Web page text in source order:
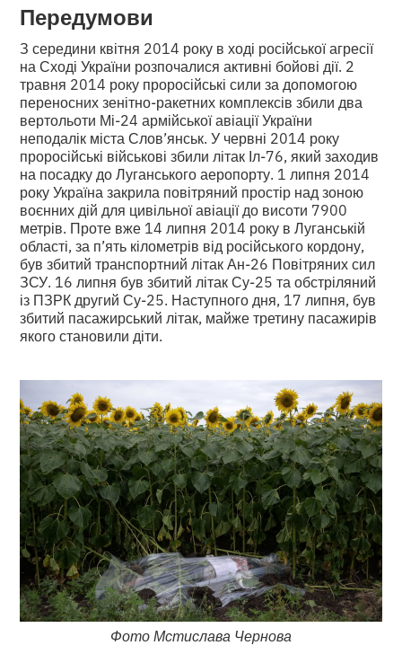
Передумови
З середини квітня 2014 року в ході російської агресії
на Сході України розпочалися активні бойові дії. 2
травня 2014 року проросійські сили за допомогою
переносних зенітно-ракетних комплексів збили два
вертольоти Мі-24 армійської авіації України
неподалік міста Слов’янськ. У червні 2014 року
проросійські військові збили літак Іл-76, який заходив
на посадку до Луганського аеропорту. 1 липня 2014
року Україна закрила повітряний простір над зоною
воєнних дій для цивільної авіації до висоти 7900
метрів. Проте вже 14 липня 2014 року в Луганській
області, за п’ять кілометрів від російського кордону,
був збитий транспортний літак Ан-26 Повітряних сил
ЗСУ. 16 липня був збитий літак Су-25 та обстріляний
із ПЗРК другий Су-25. Наступного дня, 17 липня, був
збитий пасажирський літак, майже третину пасажирів
якого становили діти.
Фото Мстислава Чернова